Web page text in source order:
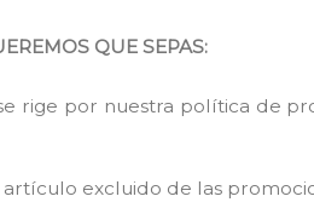
QUE SEPAS:
rige por nuestra política de
excluido de las